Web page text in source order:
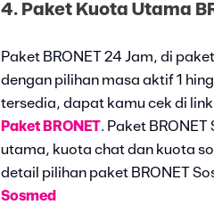
4. Paket Kuota Utama
Paket BRONET 24 Jam, di
dengan pilihan masa aktif 1
tersedia, dapat kamu cek di
Paket BRONET. Paket
utama, kuota chat dan kuota
detail pilihan paket BRONET
Sosmed